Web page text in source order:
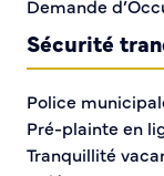
Comme la
de Caudebec
majeurs, qu’ils
souterraines) ou
Demande
Sécurité
Police
Pré-plainte en
Tranquillité